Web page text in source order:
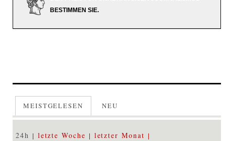
BESTIMMEN SIE.
MEISTGELESEN NEU
24h letzte Woche letzter Monat